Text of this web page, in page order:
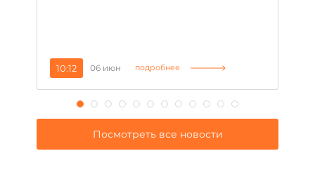
10:12 06 июн подробнее
Посмотреть все новости